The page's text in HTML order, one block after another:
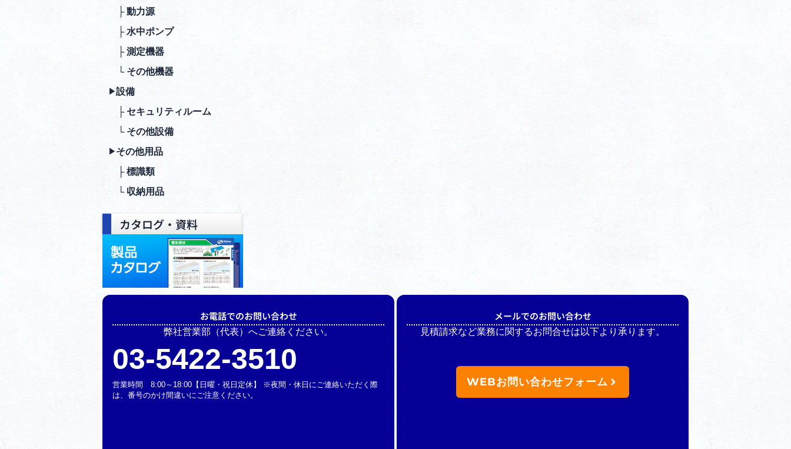
├ 動⼒源
├ ⽔中ポンプ
├ 測定機器
└ その他機器
▶︎設備
├ セキュリティルーム
└ その他設備
▶︎ その他⽤品
├ 標識類
└ 収納⽤品
カタログ・資料
お電話でのお問い合わせ
弊社営業部（代表）へご連絡ください。
03-5422-3510
営業時間 8:00～18:00【日曜・祝日定休】 ※夜間・休日にご連絡いただく際
は、番号のかけ間違いにご注意ください。
メールでのお問い合わせ
見積請求など業務に関するお問合せは以下より承ります。
WEBお問い合わせフォーム